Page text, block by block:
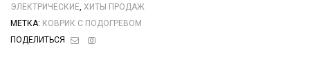
ЭЛЕКТРИЧЕСКИЕ, ХИТЫ ПРОДАЖ
МЕТКА: КОВРИК С ПОДОГРЕВОМ
ПОДЕЛИТЬСЯ
Электронная
Instagram